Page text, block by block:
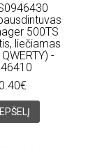
500TS
liečiamas
-